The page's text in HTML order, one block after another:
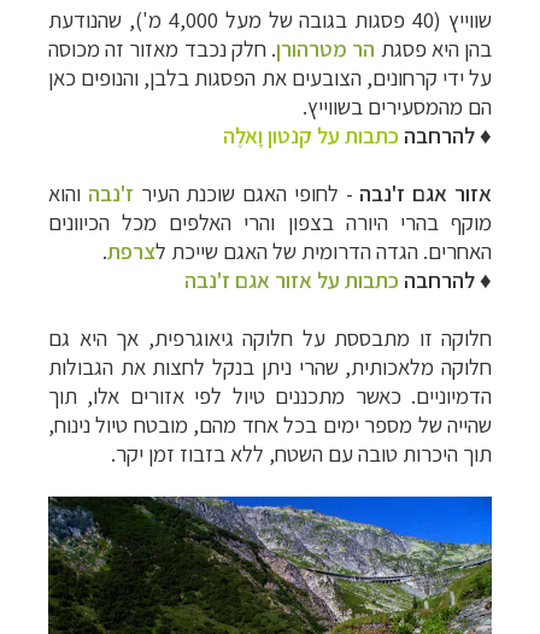
שווייץ (40 פסגות בגובה של מעל 4,000 מ'), שהנודעת
בהן היא פסגת הר מטרהורן. חלק נכבד מאזור זה מכוסה
על ידי קרחונים, הצובעים את הפסגות בלבן, והנופים כאן
הם מהמסעירים בשווייץ.
♦ להרחבה כתבות על קנטון וָאלֶה
אזור אגם ז'נבה - לחופי האגם שוכנת העיר ז'נבה והוא
מוקף בהרי היורה בצפון והרי האלפים מכל הכיוונים
האחרים. הגדה הדרומית של האגם שייכת לצרפת.
♦ להרחבה כתבות על אזור אגם ז'נבה
חלוקה זו מתבססת על חלוקה גיאוגרפית, אך היא גם
חלוקה מלאכותית, שהרי ניתן בנקל לחצות את הגבולות
הדמיוניים. כאשר מתכננים טיול לפי אזורים אלו, תוך
שהייה של מספר ימים בכל אחד מהם, מובטח טיול נינוח,
תוך היכרות טובה עם השטח, ללא בזבוז זמן יקר.
טיולי אקטיב - אופניים, שייט והליכה
יעדים »
טיולים לצפון אמריקה
קרוזים והפלגות נופש